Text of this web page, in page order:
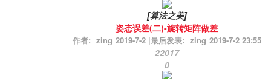
[算法之美]
姿态误差(二)-旋转矩阵做差
作者: zing 2019-7-2 |最后发表: zing 2019-7-2 23:55
22017
0